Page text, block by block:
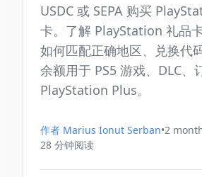
USDC 或 SEPA 购买
卡。了解 PlayStation 礼品卡
如何匹配正确地区、兑换代
余额用于 PS5 游戏、DLC、
PlayStation Plus。
作者 Marius Ionut Serban•2
28 分钟阅读